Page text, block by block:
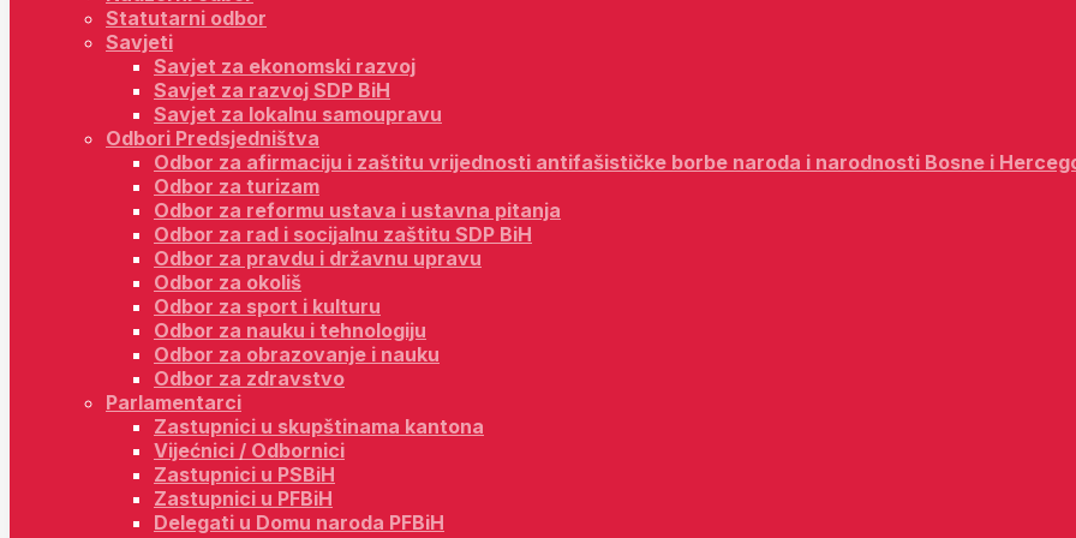
Statutarni odbor
Savjeti
Savjet za ekonomski razvoj
Savjet za razvoj SDP BiH
Savjet za lokalnu samoupravu
Odbori Predsjedništva
Odbor za afirmaciju i zaštitu vrijednosti antifašističke borbe naroda i narodnosti Bosne i
Odbor za turizam
Odbor za reformu ustava i ustavna pitanja
Odbor za rad i socijalnu zaštitu SDP BiH
Odbor za pravdu i državnu upravu
Odbor za okoliš
Odbor za sport i kulturu
Odbor za nauku i tehnologiju
Odbor za obrazovanje i nauku
Odbor za zdravstvo
Parlamentarci
Zastupnici u skupštinama kantona
Vijećnici / Odbornici
Zastupnici u PSBiH
Zastupnici u PFBiH
Delegati u Domu naroda PFBiH